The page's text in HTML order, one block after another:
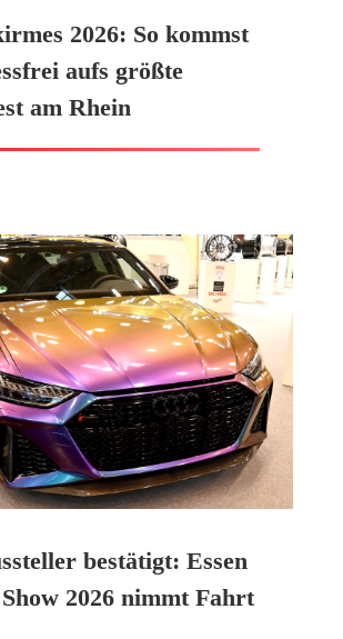
2026: So kommst
aufs größte
am Rhein
bestätigt: Essen
2026 nimmt Fahrt